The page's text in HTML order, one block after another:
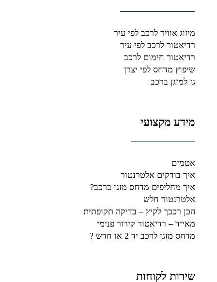
מיזוג אוויר לרכב לפי עיר
רדיאטור לרכב לפי עיר
רדיאטור חימום לרכב
שיפוץ מדחס לפי יצרן
גז למזגן ברכב
מידע מקצועי
אטמים
איך בודקים אלטרנטור
איך מחליפים מדחס מזגן ברכב?
אלטרנטור חלש
הכן רכבך לקיץ – בדיקה תקופתית
מאייד – רדיאטור קירור פנימי
מדחס מזגן לרכב יד 2 או חדש ?
שירות לקוחות